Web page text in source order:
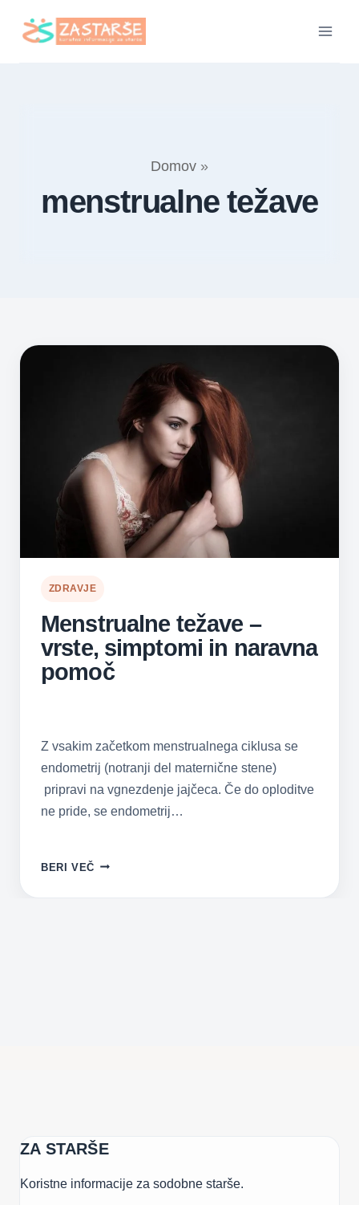
Domov »
menstrualne težave
ZDRAVJE
Menstrualne težave –
vrste, simptomi in naravna
pomoč
Z vsakim začetkom menstrualnega ciklusa se
endometrij (notranji del maternične stene)
pripravi na vgnezdenje jajčeca. Če do oploditve
ne pride, se endometrij…
BERI VEČ MENSTRUALNE
–
ZA STARŠE
Koristne informacije za sodobne starše.